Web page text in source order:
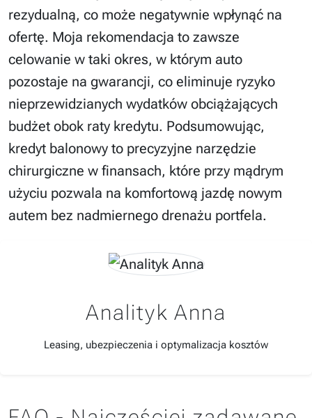
rezydualną, co może negatywnie wpłynąć na
ofertę. Moja rekomendacja to zawsze
celowanie w taki okres, w którym auto
pozostaje na gwarancji, co eliminuje ryzyko
nieprzewidzianych wydatków obciążających
budżet obok raty kredytu. Podsumowując,
kredyt balonowy to precyzyjne narzędzie
chirurgiczne w finansach, które przy mądrym
użyciu pozwala na komfortową jazdę nowym
autem bez nadmiernego drenażu portfela.
Analityk Anna
Leasing, ubezpieczenia i optymalizacja kosztów